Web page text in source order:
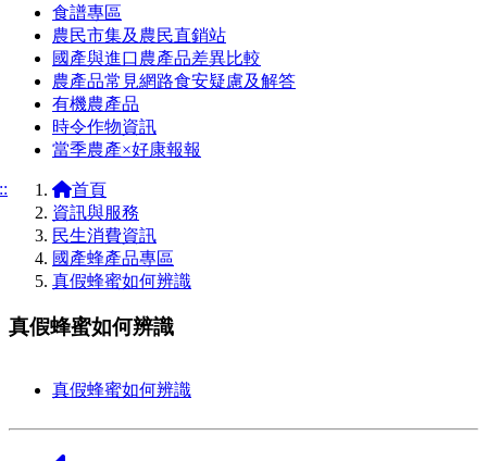
食譜專區
農民市集及農民直銷站
國產與進口農產品差異比較
農產品常見網路食安疑慮及解答
有機農產品
時令作物資訊
當季農產×好康報報
首頁
資訊與服務
民生消費資訊
國產蜂產品專區
真假蜂蜜如何辨識
真假蜂蜜如何辨識
真假蜂蜜如何辨識